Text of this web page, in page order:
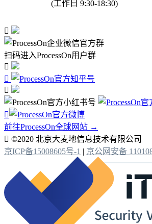
(工作日 9:30-18:30)

扫码进入ProcessOn用户群




前往ProcessOn全球网站 →
 ©2020 北京大麦地信息技术有限公司
京ICP备15008605号-1 | 京公网安备